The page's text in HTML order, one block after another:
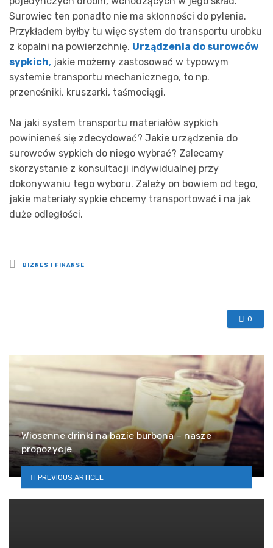
Surowiec ten ponadto nie ma skłonności do pylenia.
Przykładem byłby tu więc system do transportu urobku
z kopalni na powierzchnię. Urządzenia do surowców
sypkich, jakie możemy zastosować w typowym
systemie transportu mechanicznego, to np.
przenośniki, kruszarki, taśmociągi.
Na jaki system transportu materiałów sypkich
powinieneś się zdecydować? Jakie urządzenia do
surowców sypkich do niego wybrać? Zalecamy
skorzystanie z konsultacji indywidualnej przy
dokonywaniu tego wyboru. Zależy on bowiem od tego,
jakie materiały sypkie chcemy transportować i na jak
duże odległości.
Posted
in
BIZNES I FINANSE
0
Wiosenne drinki na bazie burbona – nasze
propozycje
PREVIOUS ARTICLE